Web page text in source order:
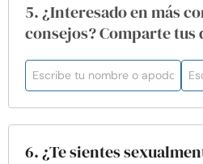
5. ¿Interesado en más
consejos? Comparte
6. ¿Te sientes